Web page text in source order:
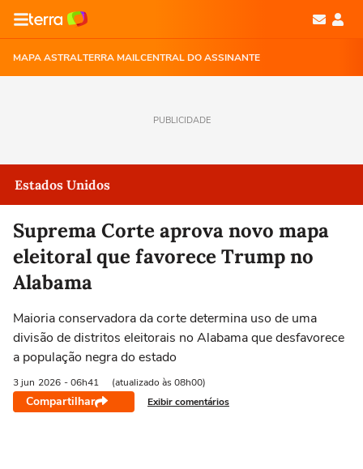
MAPA ASTRALTERRA MAILCENTRAL DO ASSINANTE
PUBLICIDADE
Estados Unidos
Suprema Corte aprova novo mapa
eleitoral que favorece Trump no
Alabama
Maioria conservadora da corte determina uso de uma
divisão de distritos eleitorais no Alabama que desfavorece
a população negra do estado
3 jun 2026 - 06h41 (atualizado às 08h00)
Compartilhar Exibir comentários